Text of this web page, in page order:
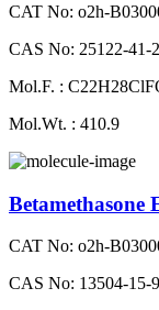
CAT No: o2h-
CAS No: 25122-41-2
Mol.F. :
Mol.Wt. : 410.9
Betamethasone
CAT No: o2h-
CAS No: 13504-15-9